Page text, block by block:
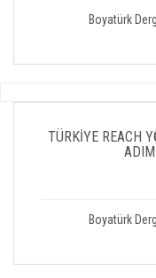
Boyatürk
TÜRKİYE REACH
Boyatürk